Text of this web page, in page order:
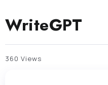
WriteGPT
360 Views